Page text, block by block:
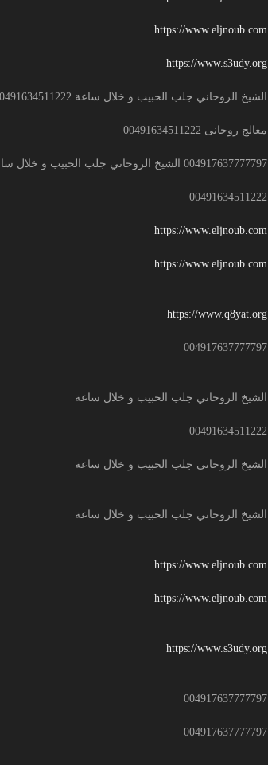
https://www.eljnoub.com
https://www.s3udy.org
الشيخ الروحاني جلب الحبيب و خلال ساعة 00491634511222 لجلب الحبيب
معالج روحانى 00491634511222
004917637777797 الشيخ الروحاني جلب الحبيب و خلال ساعة
00491634511222
https://www.eljnoub.com
https://www.eljnoub.com
https://www.q8yat.org
004917637777797
الشيخ الروحاني جلب الحبيب و خلال ساعة
00491634511222
الشيخ الروحاني جلب الحبيب و خلال ساعة
الشيخ الروحاني جلب الحبيب و خلال ساعة
https://www.eljnoub.com
https://www.eljnoub.com
https://www.s3udy.org
004917637777797
004917637777797